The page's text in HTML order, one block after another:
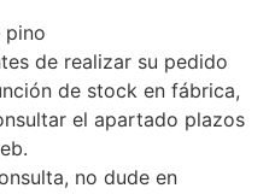
pino
de realizar su pedido
de stock en fábrica,
el apartado plazos
no dude en